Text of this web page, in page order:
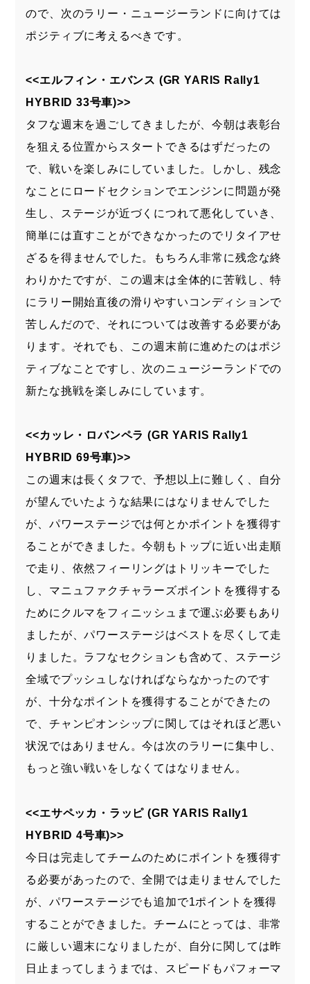
ので、次のラリー・ニュージーランドに向けては
ポジティブに考えるべきです。
<<エルフィン・エバンス (GR YARIS Rally1
HYBRID 33号車)>>
タフな週末を過ごしてきましたが、今朝は表彰台
を狙える位置からスタートできるはずだったの
で、戦いを楽しみにしていました。しかし、残念
なことにロードセクションでエンジンに問題が発
生し、ステージが近づくにつれて悪化していき、
簡単には直すことができなかったのでリタイアせ
ざるを得ませんでした。もちろん非常に残念な終
わりかたですが、この週末は全体的に苦戦し、特
にラリー開始直後の滑りやすいコンディションで
苦しんだので、それについては改善する必要があ
ります。それでも、この週末前に進めたのはポジ
ティブなことですし、次のニュージーランドでの
新たな挑戦を楽しみにしています。
<<カッレ・ロバンペラ (GR YARIS Rally1
HYBRID 69号車)>>
この週末は長くタフで、予想以上に難しく、自分
が望んでいたような結果にはなりませんでした
が、パワーステージでは何とかポイントを獲得す
ることができました。今朝もトップに近い出走順
で走り、依然フィーリングはトリッキーでした
し、マニュファクチャラーズポイントを獲得する
ためにクルマをフィニッシュまで運ぶ必要もあり
ましたが、パワーステージはベストを尽くして走
りました。ラフなセクションも含めて、ステージ
全域でプッシュしなければならなかったのです
が、十分なポイントを獲得することができたの
で、チャンピオンシップに関してはそれほど悪い
状況ではありません。今は次のラリーに集中し、
もっと強い戦いをしなくてはなりません。
<<エサペッカ・ラッピ (GR YARIS Rally1
HYBRID 4号車)>>
今日は完走してチームのためにポイントを獲得す
る必要があったので、全開では走りませんでした
が、パワーステージでも追加で1ポイントを獲得
することができました。チームにとっては、非常
に厳しい週末になりましたが、自分に関しては昨
日止まってしまうまでは、スピードもパフォーマ